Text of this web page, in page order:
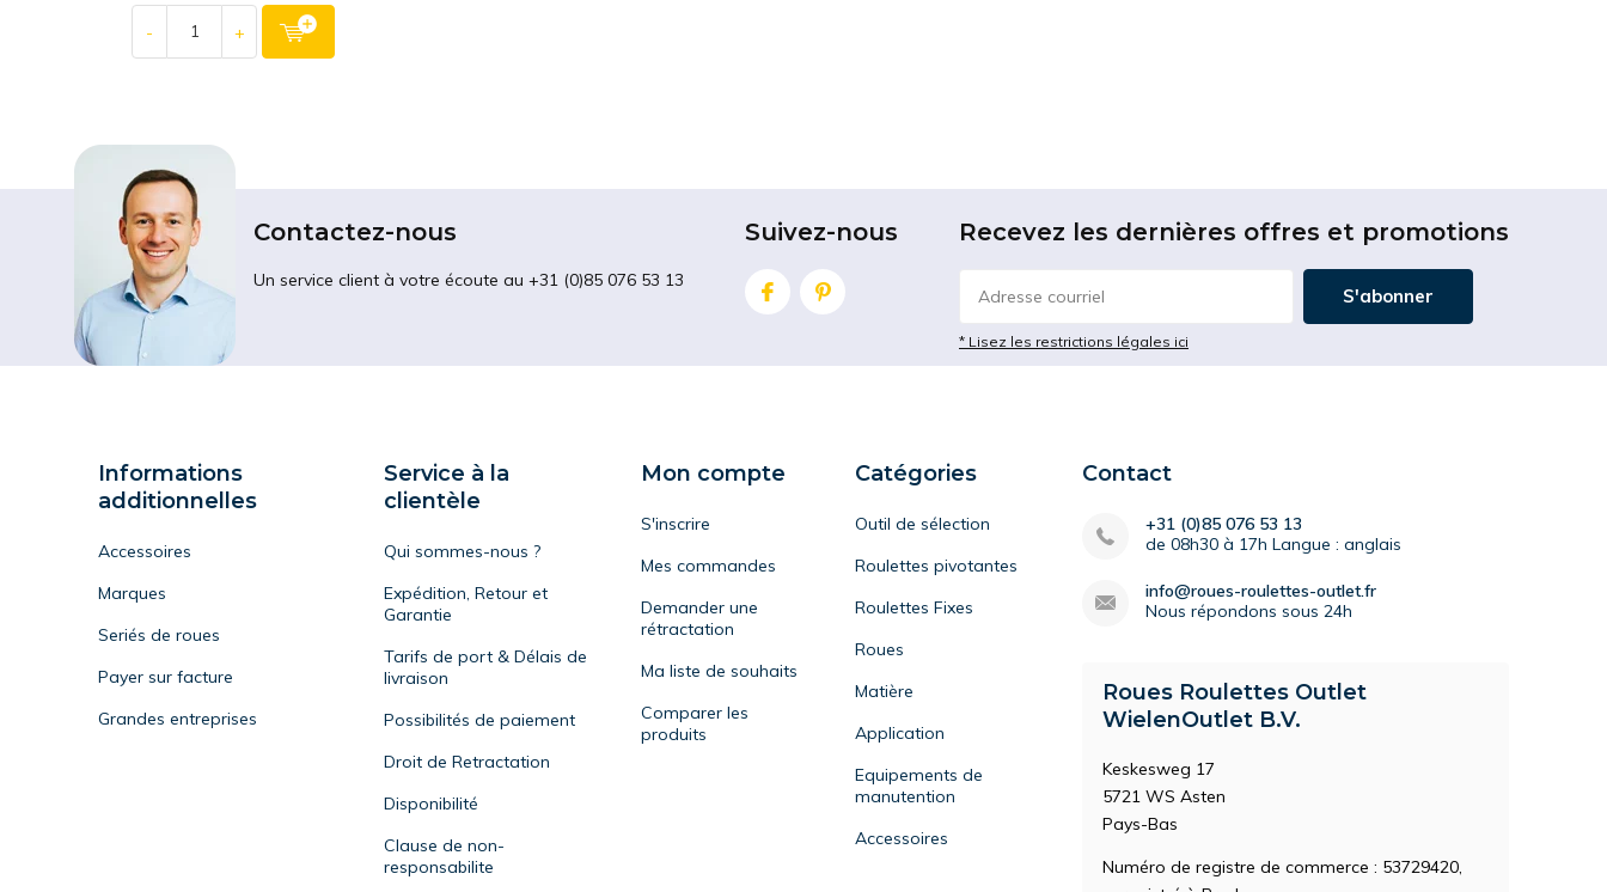
- +
Contactez-nous
Un service client à votre écoute au +31 (0)85 076 53 13
Suivez-nous Recevez les dernières offres et promotions
S'abonner
* Lisez les restrictions légales ici
Informations
additionnelles
Accessoires
Marques
Seriés de roues
Payer sur facture
Grandes entreprises
Service à la
clientèle
Qui sommes-nous ?
Expédition, Retour et
Garantie
Tarifs de port & Délais de
livraison
Possibilités de paiement
Droit de Retractation
Disponibilité
Clause de non-
responsabilite
Mon compte
S'inscrire
Mes commandes
Demander une
rétractation
Ma liste de souhaits
Comparer les
produits
Catégories
Outil de sélection
Roulettes pivotantes
Roulettes Fixes
Roues
Matière
Application
Equipements de
manutention
Accessoires
Contact
+31 (0)85 076 53 13
de 08h30 à 17h Langue : anglais
info@roues-roulettes-outlet.fr
Nous répondons sous 24h
Roues Roulettes Outlet
WielenOutlet B.V.
Keskesweg 17
5721 WS Asten
Pays-Bas
Numéro de registre de commerce : 53729420,